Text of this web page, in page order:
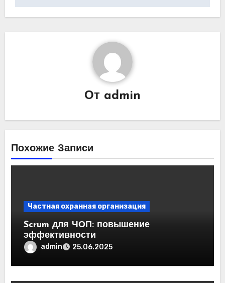
От admin
Похожие Записи
Частная охранная организация
Scrum для ЧОП: повышение
эффективности
admin 25.06.2025